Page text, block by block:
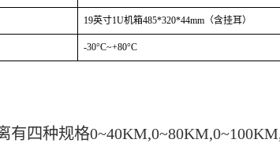
19英寸1U机箱485*320*44mm（含挂耳）
-30°C~+80°C
有四种规格